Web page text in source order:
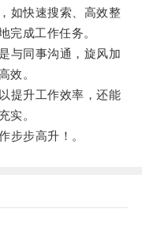
快速搜索、高效整
完成工作任务。
同事沟通，旋风加
效。
升工作效率，还能
实。
步高升！。